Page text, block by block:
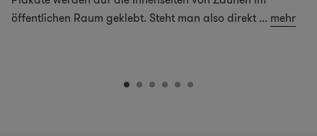
öffentlichen Raum geklebt. Steht man also direkt ... mehr